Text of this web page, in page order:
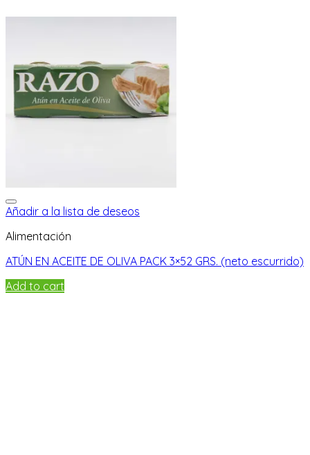
Añadir a la lista de deseos
Alimentación
ATÚN EN ACEITE DE OLIVA PACK 3×52 GRS. (neto escurrido)
Add to cart